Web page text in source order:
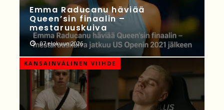
Emma Raducanu häviää
Queen’sin finaalin –
mestaruuskuiva
07 elokuun 2026
KANSAINVÄLINEN VIIHDE